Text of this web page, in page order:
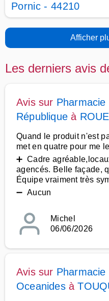
Pornic - 44210
Afficher
Les derniers avis
Avis sur Pharmacie
République à
Quand le produit n'est
met en quatre pour me
➕ Cadre
agencés. Belle façade,
Équipe vraiment très
➖ Aucun
Michel
06/06/2026
Avis sur Pharmacie
Oceanidesà